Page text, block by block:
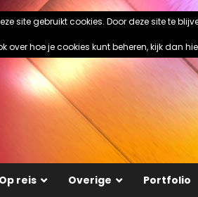
Op reis Overige Portfolio
site gebruikt cookies. Door deze site te
over hoe je cookies kunt beheren, kijk dan